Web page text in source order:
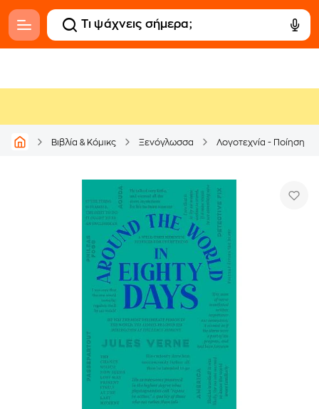
Βιβλία & Κόμικς Ξενόγλωσσα Λογοτεχνία - Ποίηση